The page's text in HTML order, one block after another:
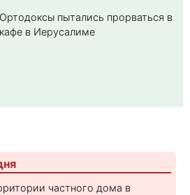
Ортодоксы пытались прорваться в
кафе в Иерусалиме
частного дома в